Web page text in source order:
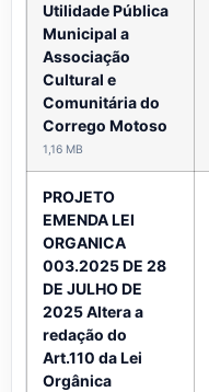
Utilidade Pública
Municipal a
Associação
Cultural e
Comunitária do
Corrego Motoso
1,16 MB
PROJETO
EMENDA LEI
ORGANICA
003.2025 DE 28
DE JULHO DE
2025 Altera a
redação do
Art.110 da Lei
Orgânica